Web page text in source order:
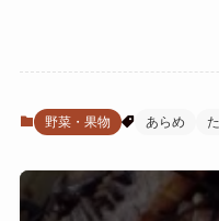
野菜・果物 あらめ